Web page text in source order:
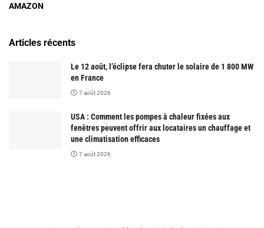
AMAZON
Articles récents
Le 12 août, l’éclipse fera chuter le solaire de 1 800 MW
en France
7 août 2026
USA : Comment les pompes à chaleur fixées aux
fenêtres peuvent offrir aux locataires un chauffage et
une climatisation efficaces
7 août 2026